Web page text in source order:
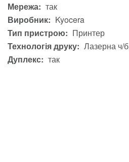
Мережа: так
Виробник: Kyocera
Тип пристрою: Принтер
Технологія друку: Лазерна ч/б
Дуплекс: так